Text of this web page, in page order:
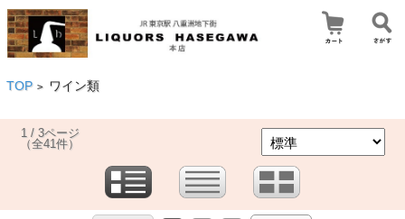
TOP > ワイン類
1 / 3ページ
（全41件）